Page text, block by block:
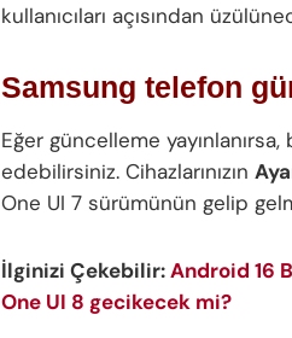
kullanıcıları açısından
Samsung telefon
Eğer güncelleme yayınlanırsa,
edebilirsiniz. Cihazlarınızın
One UI 7 sürümünün gelip
İlginizi Çekebilir:Android 16
One UI 8 gecikecek mi?